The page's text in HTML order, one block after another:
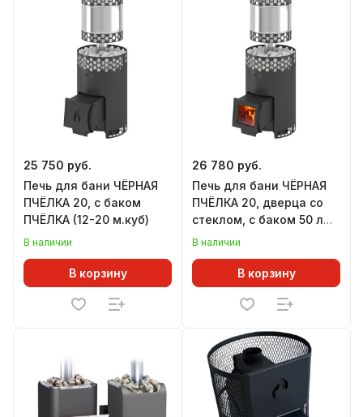
25 750 руб.
Печь для бани ЧЁРНАЯ
ПЧЁЛКА 20, с баком
ПЧЁЛКА (12-20 м.куб)
В наличии
В корзину
26 780 руб.
Печь для бани ЧЁРНАЯ
ПЧЁЛКА 20, дверца со
стеклом, с баком 50 л
(12-20 м.куб)
В наличии
В корзину